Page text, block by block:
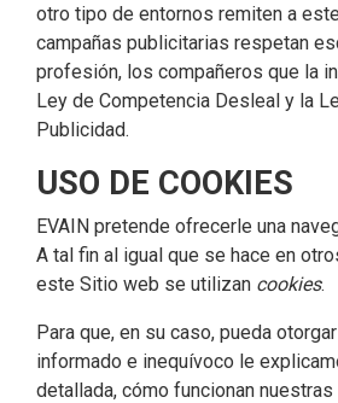
otro tipo de entornos remiten a
campañas publicitarias respetan
profesión, los compañeros que la
Ley de Competencia Desleal y la
Publicidad.
USO DE COOKIES
EVAIN pretende ofrecerle una
A tal fin al igual que se hace en
este Sitio web se utilizan cookies.
Para que, en su caso, pueda
informado e inequívoco le
detallada, cómo funcionan nuestras